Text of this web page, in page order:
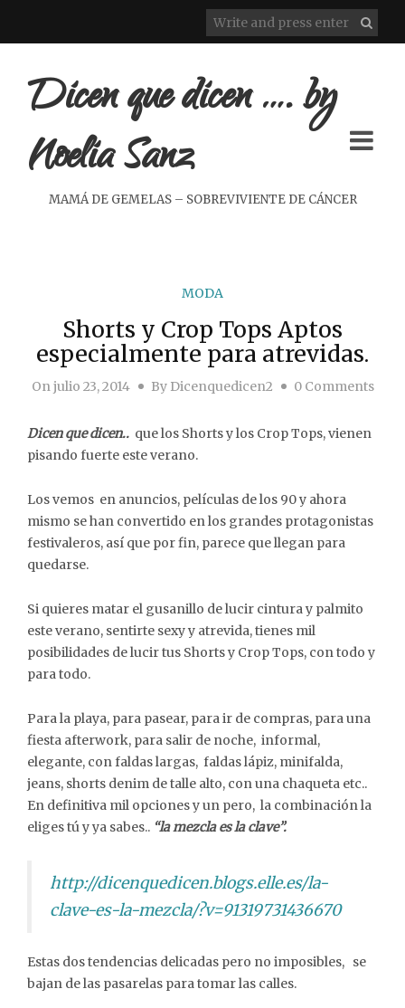
Dicen que dicen …. by
Noelia Sanz
MAMÁ DE GEMELAS – SOBREVIVIENTE DE CÁNCER
MODA
Shorts y Crop Tops Aptos
especialmente para atrevidas.
Onjulio 23, 2014 By Dicenquedicen2 0 Comments
Dicen que dicen.. que los Shorts y los Crop Tops, vienen
pisando fuerte este verano.
Los vemos en anuncios, películas de los 90 y ahora
mismo se han convertido en los grandes protagonistas
festivaleros, así que por fin, parece que llegan para
quedarse.
Si quieres matar el gusanillo de lucir cintura y palmito
este verano, sentirte sexy y atrevida, tienes mil
posibilidades de lucir tus Shorts y Crop Tops, con todo y
para todo.
Para la playa, para pasear, para ir de compras, para una
fiesta afterwork, para salir de noche, informal,
elegante, con faldas largas, faldas lápiz, minifalda,
jeans, shorts denim de talle alto, con una chaqueta etc..
En definitiva mil opciones y un pero, la combinación la
eliges tú y ya sabes.. “la mezcla es la clave”.
http://dicenquedicen.blogs.elle.es/la-
clave-es-la-mezcla/?v=91319731436670
Estas dos tendencias delicadas pero no imposibles, se
bajan de las pasarelas para tomar las calles.